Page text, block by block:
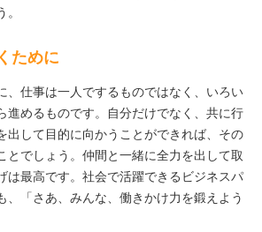
ために
、仕事は一人でするものではなく、いろい
進めるものです。自分だけでなく、共に行
出して目的に向かうことができれば、その
とでしょう。仲間と一緒に全力を出して取
は最高です。社会で活躍できるビジネスパ
、「さあ、みんな、働きかけ力を鍛えよう